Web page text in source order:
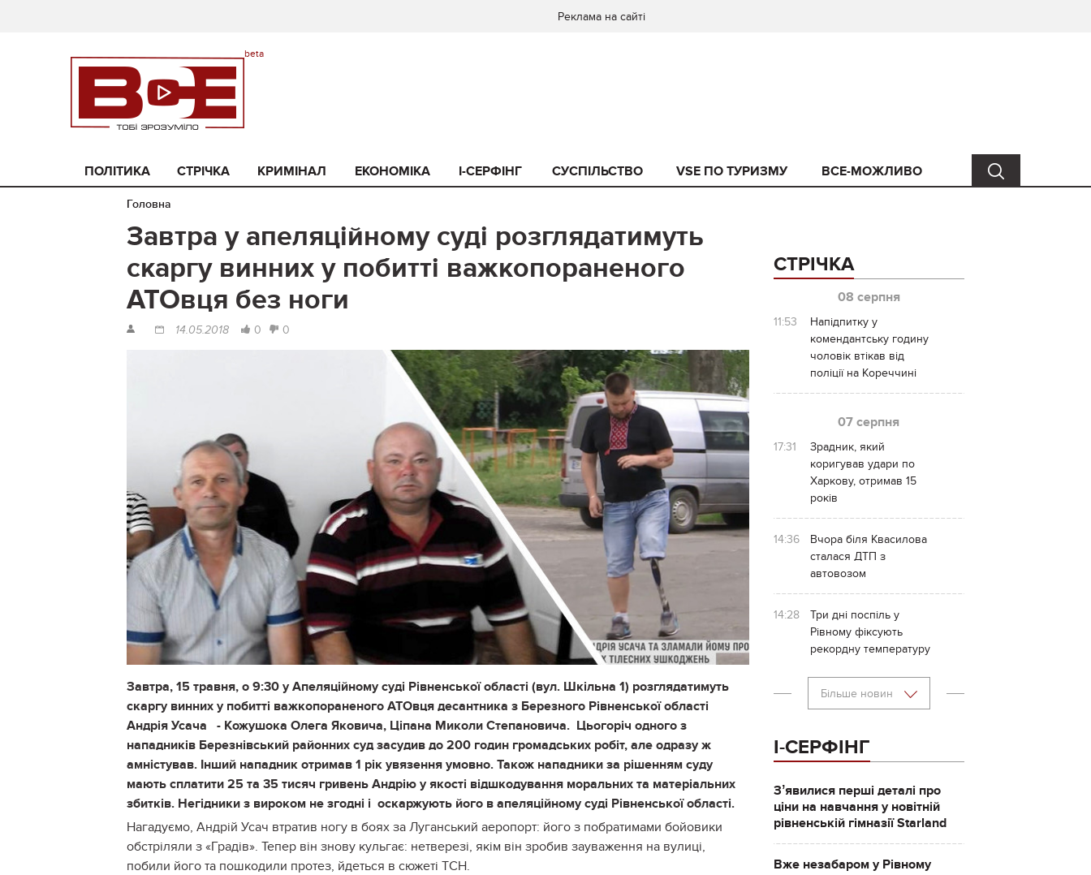
Реклама на сайті
ПОЛІТИКА СТРІЧКА КРИМІНАЛ ЕКОНОМІКА I-СЕРФІНГ СУСПІЛЬСТВО VSE ПО ТУРИЗМУ ВСЕ-МОЖЛИВО
Головна
Завтра у апеляційному суді розглядатимуть
скаргу винних у побитті важкопораненого
АТОвця без ноги
14.05.2018 0 0
Завтра, 15 травня, о 9:30 у Апеляційному суді Рівненської області (вул. Шкільна 1) розглядатимуть
скаргу винних у побитті важкопораненого АТОвця десантника з Березного Рівненської області
Андрія Усача - Кожушока Олега Яковича, Ціпана Миколи Степановича. Цьогоріч одного з
нападників Березнівський районних суд засудив до 200 годин громадських робіт, але одразу ж
амністував. Інший нападник отримав 1 рік увязення умовно. Також нападники за рішенням суду
мають сплатити 25 та 35 тисяч гривень Андрію у якості відшкодування моральних та матеріальних
збитків. Негідники з вироком не згодні і оскаржують його в апеляційному суді Рівненської області.
Нагадуємо, Андрій Усач втратив ногу в боях за Луганський аеропорт: його з побратимами бойовики
обстріляли з «Градів». Тепер він знову кульгає: нетверезі, якім він зробив зауваження на вулиці,
побили його та пошкодили протез, йдеться в сюжеті ТСН.
СТРІЧКА
08 серпня
11:53
Напідпитку у
комендантську годину
чоловік втікав від
поліції на Кореччині
07 серпня
17:31
Зрадник, який
коригував удари по
Харкову, отримав 15
років
14:36
Вчора біля Квасилова
сталася ДТП з
автовозом
14:28
Три дні поспіль у
Рівному фіксують
рекордну температуру
Більше новин
І-СЕРФІНГ
Зʼявилися перші деталі про
ціни на навчання у новітній
рівненській гімназії Starland
Вже незабаром у Рівному